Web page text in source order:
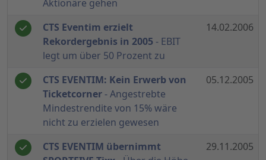
Aktionäre gehen
CTS Eventim erzielt
Rekordergebnis in 2005 - EBIT
legt um über 50 Prozent zu
14.02.2006
CTS EVENTIM: Kein Erwerb von
Ticketcorner- Angestrebte
Mindestrendite von 15% wäre
nicht zu erzielen gewesen
05.12.2005
CTS EVENTIM übernimmt
29.11.2005